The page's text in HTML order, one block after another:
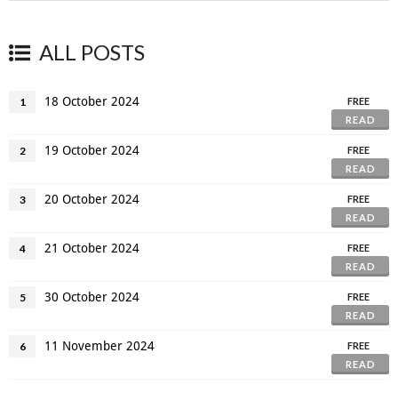
ALL POSTS
1 18 October 2024
FREE
READ
2 19 October 2024
FREE
READ
3 20 October 2024
FREE
READ
4 21 October 2024
FREE
READ
5 30 October 2024
FREE
READ
6 11 November 2024
FREE
READ